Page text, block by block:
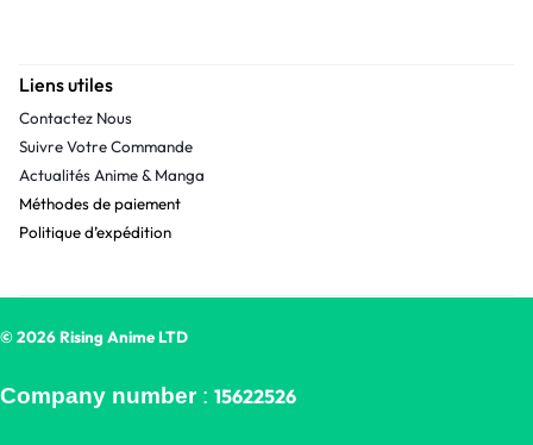
Liens utiles
Contactez Nous
Suivre Votre Commande
Actualités Anime & Manga
Méthodes de paiement
Politique d’expédition
© 2026 Rising Anime LTD
Company number: 15622526